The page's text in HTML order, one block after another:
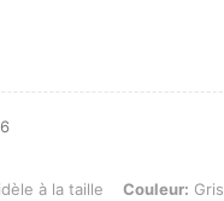
à la taille, Couleur: Gris, Taille: L
à la taille Couleur: Gris